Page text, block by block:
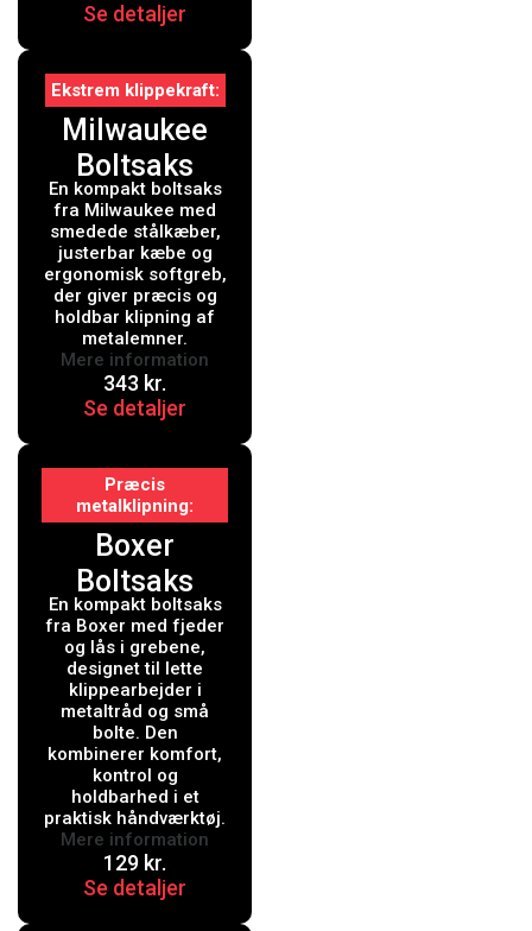
Se detaljer
Ekstrem klippekraft
Milwaukee
Boltsaks
355mm
En kompakt boltsaks
fra Milwaukee med
smedede stålkæber,
justerbar kæbe og
ergonomisk softgreb,
der giver præcis og
holdbar klipning af
metalemner.
343 kr.
Se detaljer
Mere information
Præcis
metalklipning
Boxer
Boltsaks
kompakt med
fjeder 200
mm.
En kompakt boltsaks
fra Boxer med fjeder
og lås i grebene,
designet til lette
klippearbejder i
metaltråd og små
bolte. Den
kombinerer komfort,
kontrol og
holdbarhed i et
praktisk håndværktøj.
129 kr.
Se detaljer
Mere information